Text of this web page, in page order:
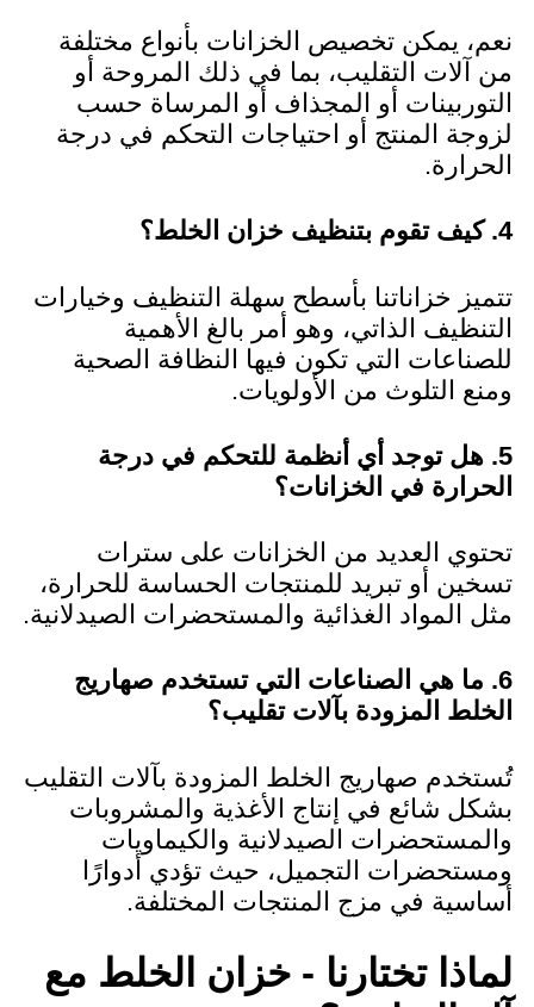
نعم، يمكن تخصيص الخزانات بأنواع مختلفة
من آلات التقليب، بما في ذلك المروحة أو
التوربينات أو المجذاف أو المرساة حسب
لزوجة المنتج أو احتياجات التحكم في درجة
الحرارة.
4. كيف تقوم بتنظيف خزان الخلط؟
تتميز خزاناتنا بأسطح سهلة التنظيف وخيارات
التنظيف الذاتي، وهو أمر بالغ الأهمية
للصناعات التي تكون فيها النظافة الصحية
ومنع التلوث من الأولويات.
5. هل توجد أي أنظمة للتحكم في درجة
الحرارة في الخزانات؟
تحتوي العديد من الخزانات على سترات
تسخين أو تبريد للمنتجات الحساسة للحرارة،
مثل المواد الغذائية والمستحضرات الصيدلانية.
6. ما هي الصناعات التي تستخدم صهاريج
الخلط المزودة بآلات تقليب؟
تُستخدم صهاريج الخلط المزودة بآلات التقليب
بشكل شائع في إنتاج الأغذية والمشروبات
والمستحضرات الصيدلانية والكيماويات
ومستحضرات التجميل، حيث تؤدي أدوارًا
أساسية في مزج المنتجات المختلفة.
لماذا تختارنا - خزان الخلط مع